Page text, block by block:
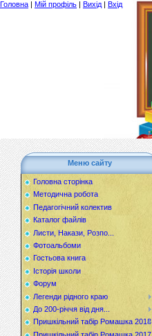
Головна | Мій профіль | Вихід | Вхід
Меню сайту
Головна сторінка
Методична робота
Педагогічний колектив
Каталог файлів
Листи, Накази, Розпо...
Фотоальбоми
Гостьова книга
Історія школи
Форум
Легенди рідного краю
До 200-річчя від дня...
Пришкільний табір Ромашка 2018